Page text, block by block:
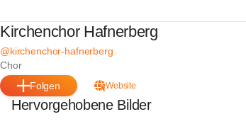
Kirchenchor Hafnerberg
@kirchenchor-hafnerberg
Chor
Folgen
Website
Hervorgehobene Bilder